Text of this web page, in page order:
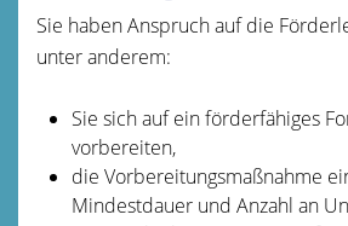
Sie haben Anspruch auf die
unter anderem:
Sie sich auf ein förderfähiges
vorbereiten,
die Vorbereitungsmaßnahme
Mindestdauer und Anzahl an